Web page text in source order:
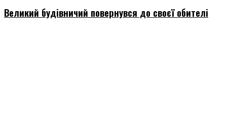
Великий будівничий повернувся до своєї обителі